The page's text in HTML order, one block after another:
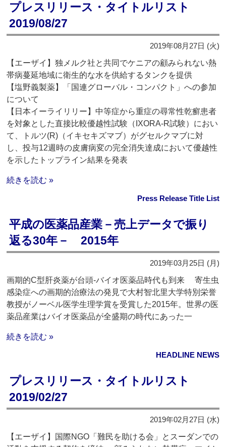
プレスリリース・タイトルリスト
2019/08/27
2019年08月27日 (火)
【エーザイ】独メルク社と共同でケニアの顧みられない熱
帯病蔓延地域に衛生的な水を供給するタンクを提供
【塩野義製薬】「国連グローバル・コンパクト」への参加
について
【日本イーライリリー】中等症から重症の尋常性乾癬患者
を対象とした直接比較優越性試験（IXORA-R試験）におい
て、トルツ(R)（イキセキズマブ）がグセルクマブに対
し、投与12週時の皮膚病変の完全消失達成において優越性
を示したトップライン結果を発表
続きを読む »
Press Release Title List
平成の医薬品産業－売上データで振り
返る30年－ 2015年
2019年03月25日 (月)
画期的C型肝炎薬が台頭‐バイオ医薬品時代も到来 寄生虫
感染症への画期的治療法の発見で大村智北里大学特別栄誉
教授がノーベル医学生理学賞を受賞した2015年。世界の医
薬品産業はバイオ医薬品が全盛期の時代にあった一
続きを読む »
HEADLINE NEWS
プレスリリース・タイトルリスト
2019/02/27
2019年02月27日 (水)
【エーザイ】国際NGO「難民を助ける会」とスーダンでの